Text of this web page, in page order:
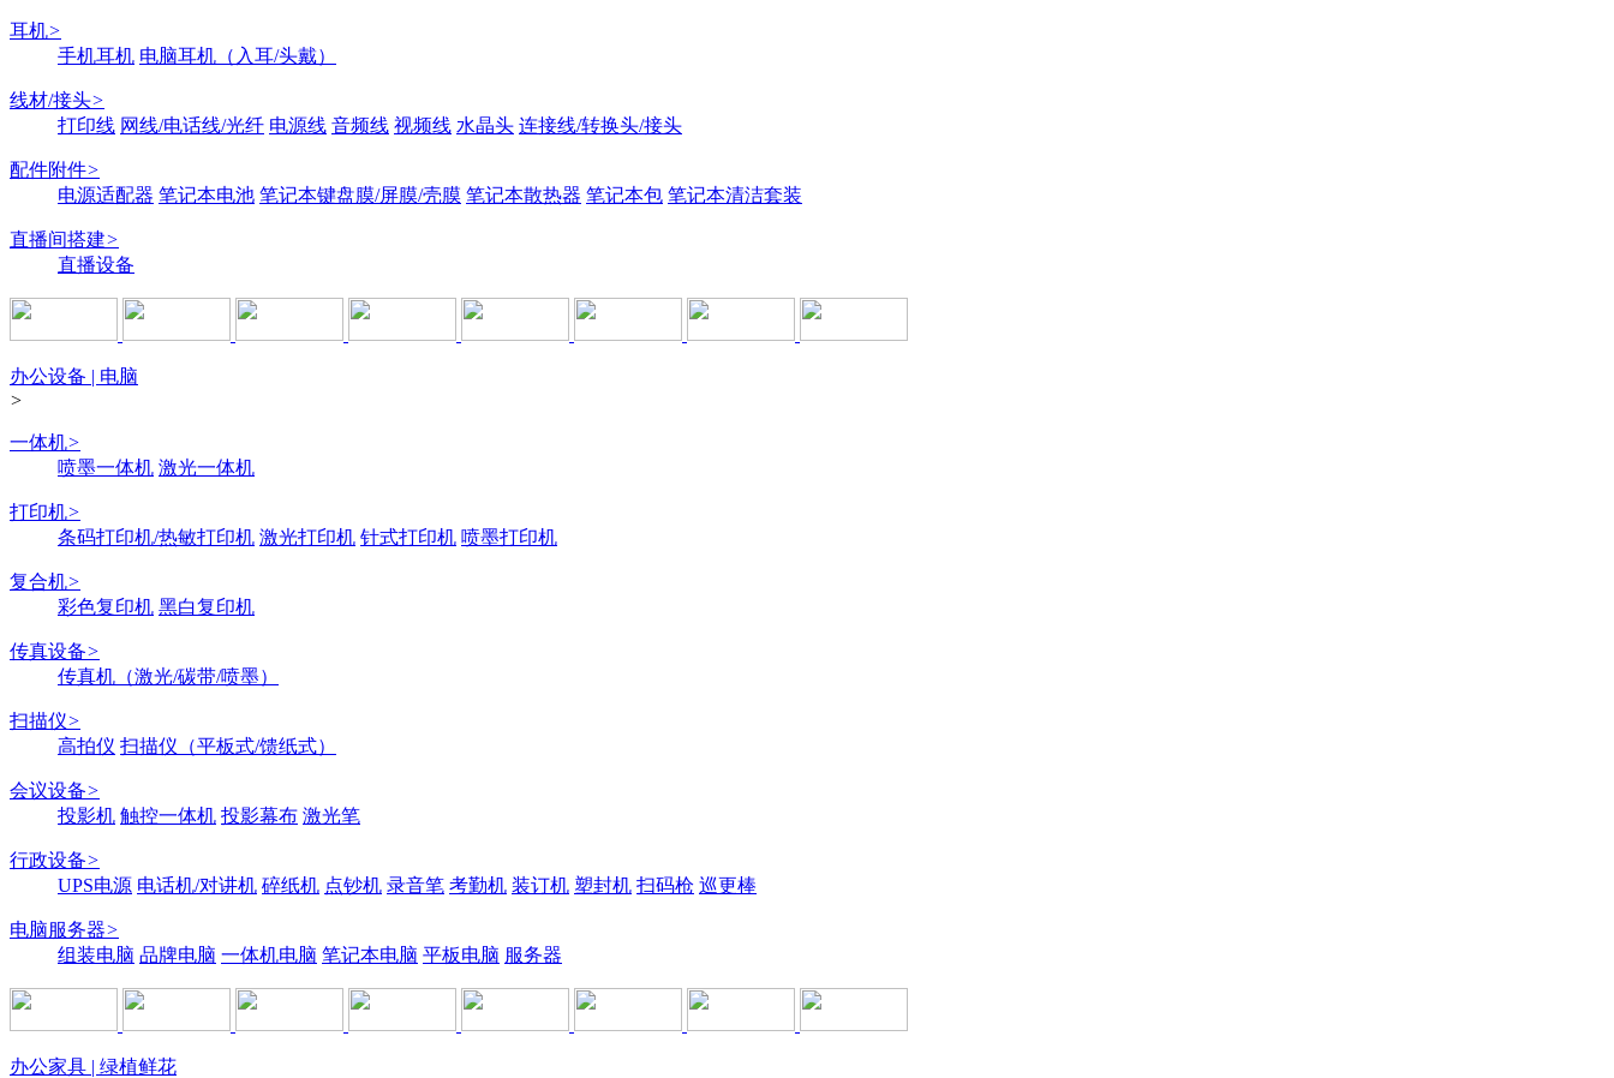
耳机>
手机耳机 电脑耳机（入耳/头戴）
线材/接头>
打印线 网线/电话线/光纤 电源线 音频线 视频线 水晶头 连接线/转换头/接头
配件附件>
电源适配器 笔记本电池 笔记本键盘膜/屏膜/壳膜 笔记本散热器 笔记本包 笔记本清洁套装
直播间搭建>
直播设备
办公设备 | 电脑
>
一体机>
喷墨一体机 激光一体机
打印机>
条码打印机/热敏打印机 激光打印机 针式打印机 喷墨打印机
复合机>
彩色复印机 黑白复印机
传真设备>
传真机（激光/碳带/喷墨）
扫描仪>
高拍仪 扫描仪（平板式/馈纸式）
会议设备>
投影机 触控一体机 投影幕布 激光笔
行政设备>
UPS电源 电话机/对讲机 碎纸机 点钞机 录音笔 考勤机 装订机 塑封机 扫码枪 巡更棒
电脑服务器>
组装电脑 品牌电脑 一体机电脑 笔记本电脑 平板电脑 服务器
办公家具 | 绿植鲜花